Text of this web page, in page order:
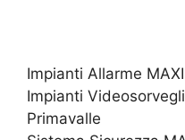
Impianti Allarme
Impianti
Primavalle